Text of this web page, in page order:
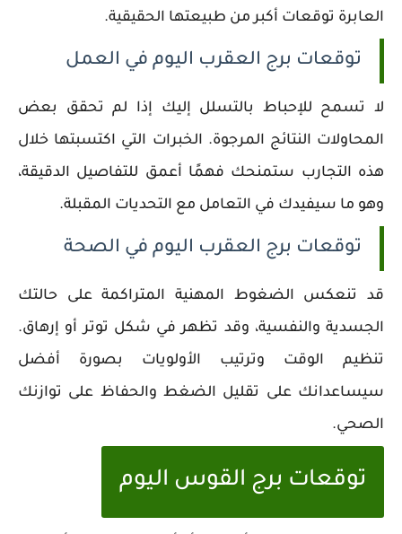
العابرة توقعات أكبر من طبيعتها الحقيقية.
توقعات برج العقرب اليوم في العمل
لا تسمح للإحباط بالتسلل إليك إذا لم تحقق بعض
المحاولات النتائج المرجوة. الخبرات التي اكتسبتها خلال
هذه التجارب ستمنحك فهمًا أعمق للتفاصيل الدقيقة،
وهو ما سيفيدك في التعامل مع التحديات المقبلة.
توقعات برج العقرب اليوم في الصحة
قد تنعكس الضغوط المهنية المتراكمة على حالتك
الجسدية والنفسية، وقد تظهر في شكل توتر أو إرهاق.
تنظيم الوقت وترتيب الأولويات بصورة أفضل
سيساعدانك على تقليل الضغط والحفاظ على توازنك
الصحي.
توقعات برج القوس اليوم